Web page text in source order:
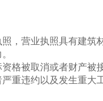
，营业执照具有建筑
格被取消或者财产被
严重违约以及发生重